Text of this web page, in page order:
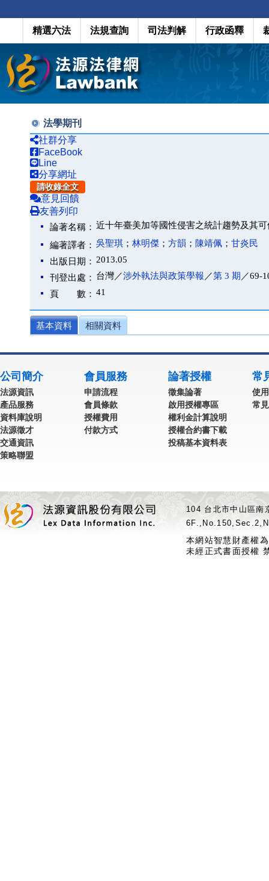
精選六法 法規查詢 司法判解 行政函釋
法學期刊
社群分享
FaceBook
Line
分享網址
請收錄全文
意見回饋
友善列印
論著名稱： 近十年臺美加等國性侵害之統計趨勢及其
編著譯者： 吳聖琪 ； 林明傑 ； 方韻 ； 陳靖佩 ； 甘炎民
出版日期： 2013.05
刊登出處： 台灣／涉外執法與政策學報 ／第 3 期 ／69-
頁 數： 41
基本資料 相關資料
公司簡介
法源資訊
產品服務
資料庫說明
法源徵才
交通資訊
策略聯盟
會員服務
申請流程
會員條款
授權費用
付款方式
論著授權
徵集論著
啟用授權專區
權利金計算說明
授權合約書下載
投稿基本資料表
常
使
常
104 台北市中山區
本網站智慧財產權
未經正式書面授權